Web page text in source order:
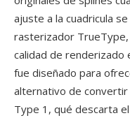
ajuste a la cuadricula
rasterizador TrueType,
calidad de renderizado
fue diseñado para
alternativo de
Type 1, qué descarta